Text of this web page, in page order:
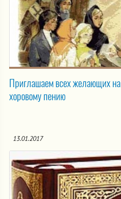
Приглашаем всех желающих
хоровому пению
13.01.2017